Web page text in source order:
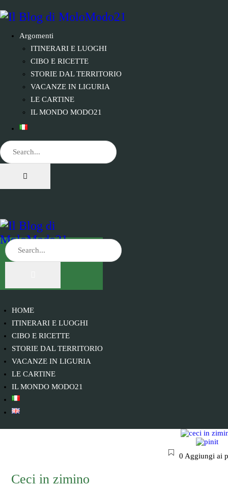
Argomenti
ITINERARI E LUOGHI
CIBO E RICETTE
STORIE DAL TERRITORIO
VACANZE IN LIGURIA
LE CARTINE
IL MONDO MODO21
HOME
ITINERARI E LUOGHI
CIBO E RICETTE
STORIE DAL TERRITORIO
VACANZE IN LIGURIA
LE CARTINE
IL MONDO MODO21
0 Aggiungi ai
Ceci in zimino